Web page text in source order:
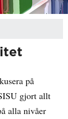
på
gjort allt
alla nivåer